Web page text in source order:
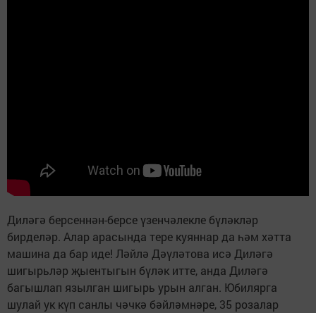
Диләгә берсеннән-берсе үзенчәлекле бүләкләр
бирделәр. Алар арасында тере куяннар да һәм хәтта
машина да бар иде! Ләйлә Дәүләтова исә Диләгә
шигырьләр җыентыгын бүләк итте, анда Диләгә
багышлап язылган шигырь урын алган. Юбилярга
шулай ук күп санлы чәчкә бәйләмнәре, 35 розалар